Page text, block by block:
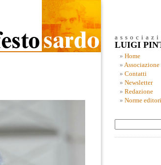
LUIGI
Home
Associazione
Contatti
Newsletter
Redazione
Norme